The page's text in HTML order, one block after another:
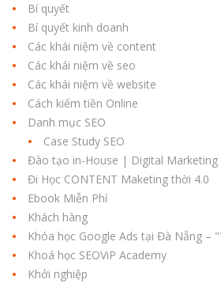
Bí quyết
Bí quyết kinh doanh
Các khái niệm về content
Các khái niệm về seo
Các khái niệm về website
Cách kiếm tiền Online
Danh mục SEO
Case Study SEO
Đào tạo in-House | Digital Marketing
Đi Học CONTENT Maketing thời 4.0
Ebook Miễn Phí
Khách hàng
Khóa học Google Ads tại Đà Nẵng –
Khoá học SEOViP Academy
Khởi nghiệp